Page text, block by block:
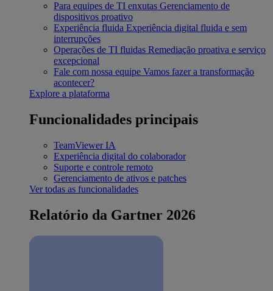
Para equipes de TI enxutas Gerenciamento de
dispositivos proativo
Experiência fluida Experiência digital fluida e sem
interrupções
Operações de TI fluidas Remediação proativa e serviço
excepcional
Fale com nossa equipe Vamos fazer a transformação
acontecer?
Explore a plataforma
Funcionalidades principais
TeamViewer IA
Experiência digital do colaborador
Suporte e controle remoto
Gerenciamento de ativos e patches
Ver todas as funcionalidades
Relatório da Gartner 2026